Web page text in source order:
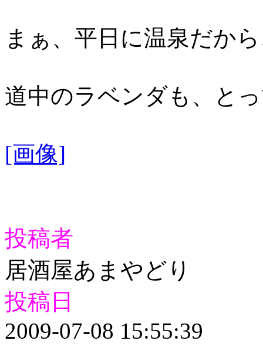
まぁ、平日に温泉だか
道中のラベンダも、と
[画像]
投稿者
居酒屋あまやどり
投稿日
2009-07-08 15:55:39